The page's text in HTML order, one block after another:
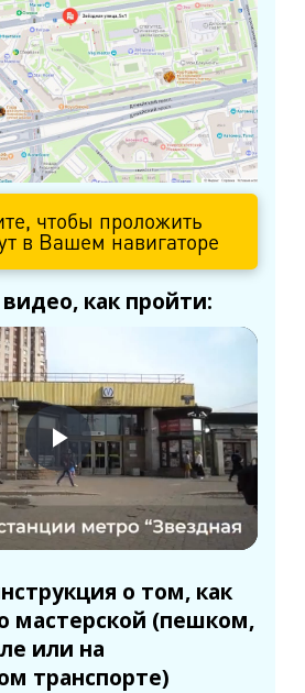
чтобы проложить
в Вашем навигаторе
как пройти:
о том, как
мастерской (пешком,
или на
транспорте)